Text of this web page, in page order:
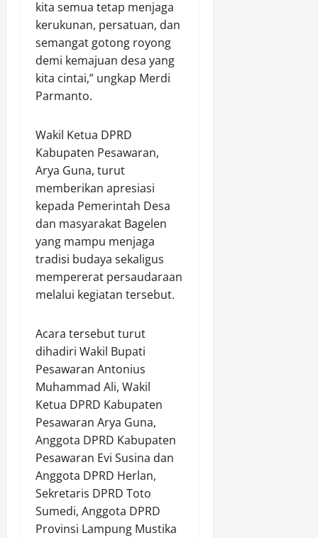
kita semua tetap menjaga
kerukunan, persatuan, dan
semangat gotong royong
demi kemajuan desa yang
kita cintai,” ungkap Merdi
Parmanto.
Wakil Ketua DPRD
Kabupaten Pesawaran,
Arya Guna, turut
memberikan apresiasi
kepada Pemerintah Desa
dan masyarakat Bagelen
yang mampu menjaga
tradisi budaya sekaligus
mempererat persaudaraan
melalui kegiatan tersebut.
Acara tersebut turut
dihadiri Wakil Bupati
Pesawaran Antonius
Muhammad Ali, Wakil
Ketua DPRD Kabupaten
Pesawaran Arya Guna,
Anggota DPRD Kabupaten
Pesawaran Evi Susina dan
Anggota DPRD Herlan,
Sekretaris DPRD Toto
Sumedi, Anggota DPRD
Provinsi Lampung Mustika